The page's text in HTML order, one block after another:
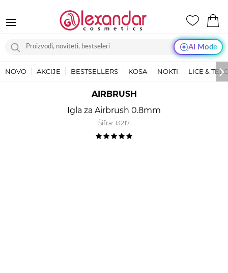
AI Mode
NOVO AKCIJE BESTSELLERS KOSA NOKTI LICE &
AIRBRUSH
Igla za Airbrush 0.8mm
Šifra: 13217